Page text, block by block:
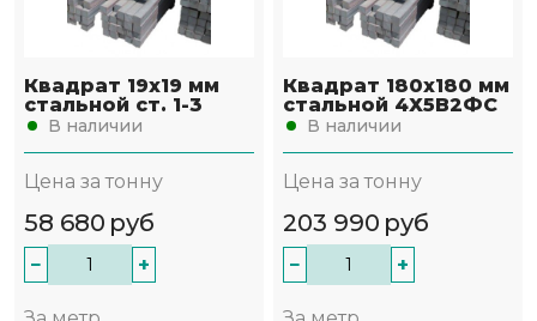
Квадрат 19х19 мм
стальной ст. 1-3
В наличии
Цена за тонну
58 680 руб
− +
Квадрат 180х180 мм
стальной 4Х5В2ФС
В наличии
Цена за тонну
203 990 руб
− +